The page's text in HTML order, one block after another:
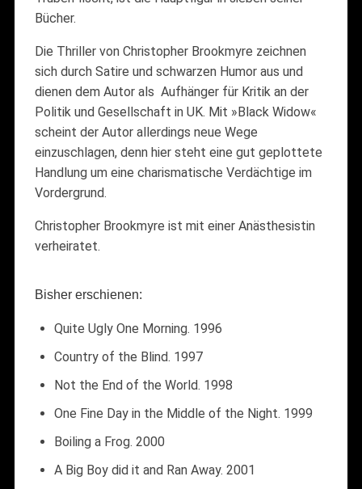
Bücher.
Die Thriller von Christopher Brookmyre zeichnen
sich durch Satire und schwarzen Humor aus und
dienen dem Autor als Aufhänger für Kritik an der
Politik und Gesellschaft in UK. Mit »Black Widow«
scheint der Autor allerdings neue Wege
einzuschlagen, denn hier steht eine gut geplottete
Handlung um eine charismatische Verdächtige im
Vordergrund.
Christopher Brookmyre ist mit einer Anästhesistin
verheiratet.
Bisher erschienen:
Quite Ugly One Morning. 1996
Country of the Blind. 1997
Not the End of the World. 1998
One Fine Day in the Middle of the Night. 1999
Boiling a Frog. 2000
A Big Boy did it and Ran Away. 2001